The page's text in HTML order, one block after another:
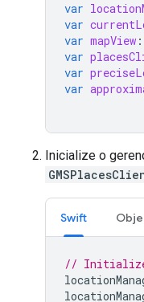
var
var
var mapView :
var
var
var
Inicialize o
Swift
// Initialize